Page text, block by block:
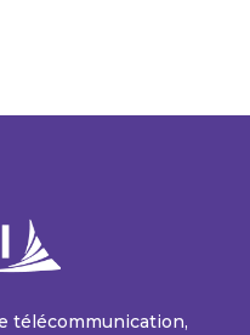
télécommunication,